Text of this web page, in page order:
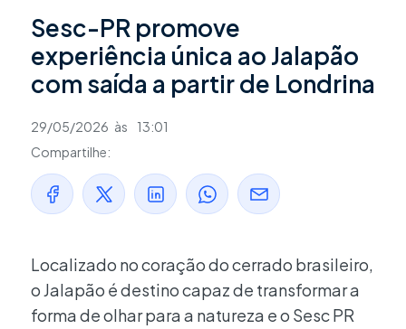
Sesc-PR promove
experiência única ao Jalapão
com saída a partir de Londrina
29/05/2026 às
13:01
Compartilhe:
Localizado no coração do cerrado brasileiro,
o Jalapão é destino capaz de transformar a
forma de olhar para a natureza e o Sesc PR